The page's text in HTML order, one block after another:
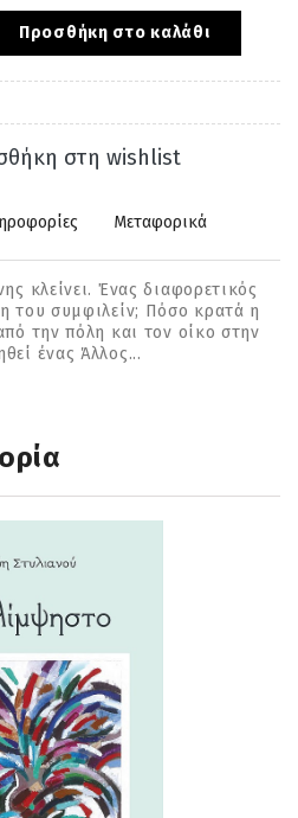
Προσθήκη στο καλάθι
στη wishlist
Μεταφορικά
κλείνει. Ένας διαφορετικός
του συμφιλείν; Πόσο κρατά η
την πόλη και τον οίκο στην
ένας Άλλος...